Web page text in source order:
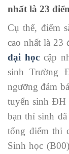
nhất là 23
Cụ thể, điểm
cao nhất là 23
đại họccập
sinh Trường
ngưỡng đảm
tuyển sinh ĐH
bạn thí sinh
tổng điểm thi
Sinh học